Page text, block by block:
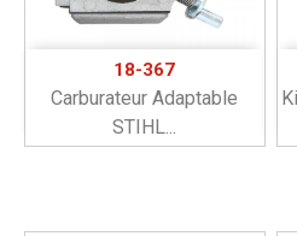
18-367
Carburateur Adaptable
STIHL...